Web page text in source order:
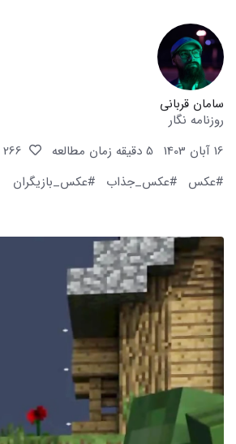
سامان قربانی
روزنامه نگار
16 آبان 1403
5 دقیقه زمان مطالعه
#عکس
#عکس_جذاب #عکس_بازیگران